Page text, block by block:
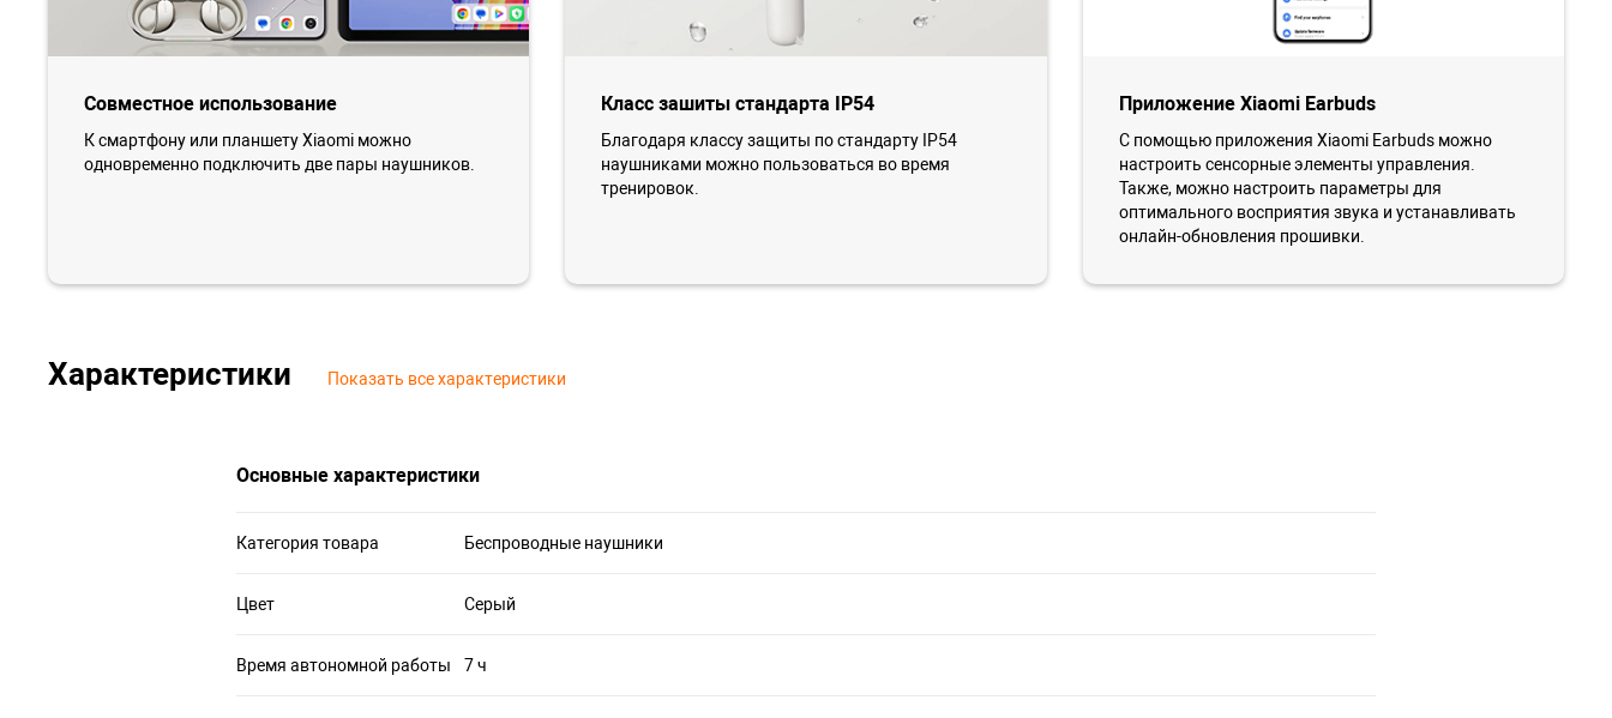
Совместное использование
К смартфону или планшету Xiaomi можно
одновременно подключить две пары наушников.
Класс зашиты стандарта IP54
Благодаря классу защиты по стандарту IP54
наушниками можно пользоваться во время
тренировок.
Приложение Xiaomi Earbuds
С помощью приложения Xiaomi Earbuds можно
настроить сенсорные элементы управления.
Также, можно настроить параметры для
оптимального восприятия звука и устанавливать
онлайн-обновления прошивки.
Характеристики Показать все характеристики
Основные характеристики
Категория товара Беспроводные наушники
Цвет Серый
Время автономной работы 7 ч